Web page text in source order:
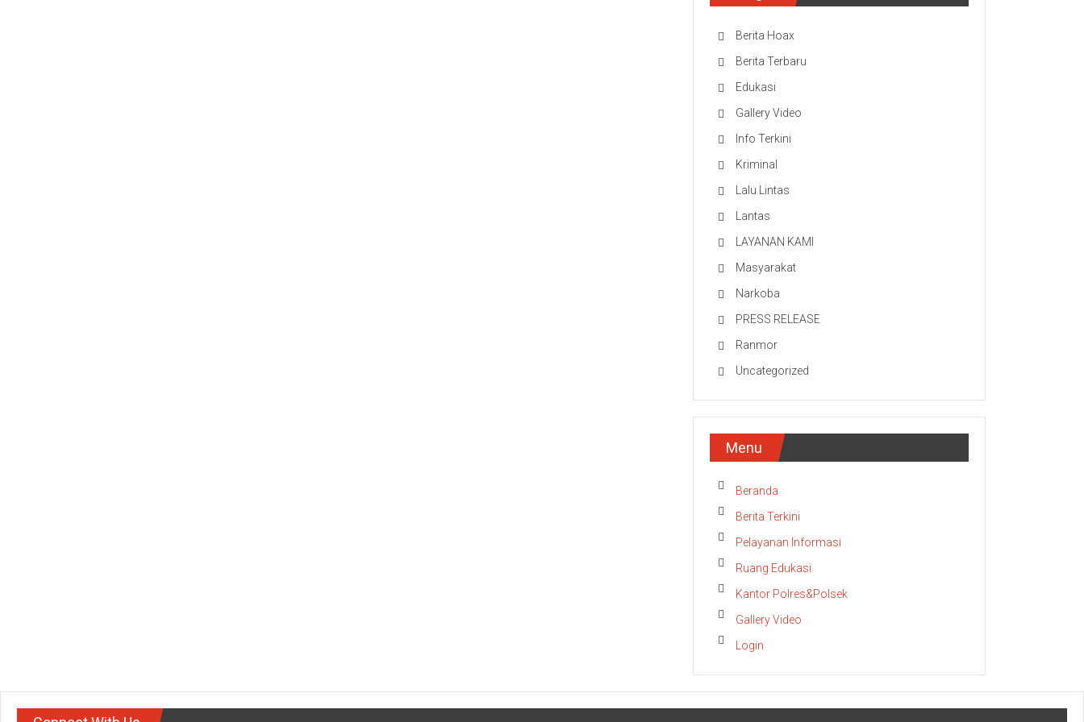
Berita Hoax
Berita Terbaru
Edukasi
Gallery Video
Info Terkini
Kriminal
Lalu Lintas
Lantas
LAYANAN KAMI
Masyarakat
Narkoba
PRESS RELEASE
Ranmor
Uncategorized
Menu
Beranda
Berita Terkini
Pelayanan Informasi
Ruang Edukasi
Kantor Polres&Polsek
Gallery Video
Login